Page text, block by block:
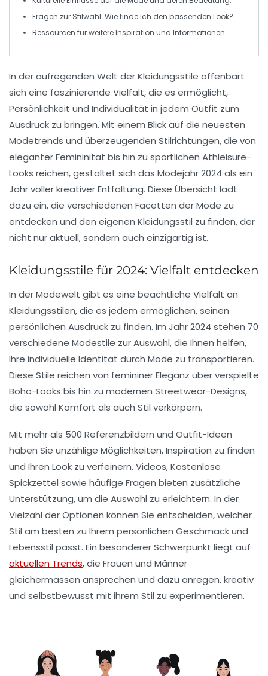
Fragen zur Stilwahl: Wie finde ich den passenden Look?
Ressourcen für weitereInspiration und Informationen.
In der aufregenden Welt derKleidungsstile offenbart
sich eine faszinierende Vielfalt, die es ermöglicht,
Persönlichkeit und Individualität in jedem Outfit zum
Ausdruck zu bringen. Mit einem Blick auf die neuesten
Modetrends und überzeugenden Stilrichtungen, die von
eleganter Femininität bis hin zu sportlichen Athleisure-
Looks reichen, gestaltet sich das Modejahr 2024 als ein
Jahr voller kreativer Entfaltung. Diese Übersicht lädt
dazu ein, die verschiedenen Facetten der Mode zu
entdecken und den eigenen Kleidungsstil zu finden, der
nicht nur aktuell, sondern auch einzigartig ist.
Kleidungsstile für 2024: Vielfalt entdecken
In der Modewelt gibt es eine beachtliche Vielfalt an
Kleidungsstilen, die es jedem ermöglichen, seinen
persönlichen Ausdruck zu finden. Im Jahr 2024 stehen 70
verschiedene Modestile zur Auswahl, die Ihnen helfen,
Ihre individuelle Identität durch Mode zu transportieren.
Diese Stile reichen von femininer Eleganz über verspielte
Boho-Looks bis hin zu modernen Streetwear-Designs,
die sowohl Komfort als auch Stil verkörpern.
Mit mehr als 500 Referenzbildern und Outfit-Ideen
haben Sie unzählige Möglichkeiten, Inspiration zu finden
und Ihren Look zu verfeinern. Videos,Kostenlose
Spickzettel sowie häufige Fragen bieten zusätzliche
Unterstützung, um die Auswahl zu erleichtern. In der
Vielzahl der Optionen können Sie entscheiden, welcher
Stil am besten zu Ihrem persönlichen Geschmackund
Lebensstil passt. Ein besonderer Schwerpunkt liegt auf
aktuellen Trends, die Frauen und Männer
gleichermassen ansprechen und dazu anregen, kreativ
und selbstbewusst mit ihrem Stil zu experimentieren.